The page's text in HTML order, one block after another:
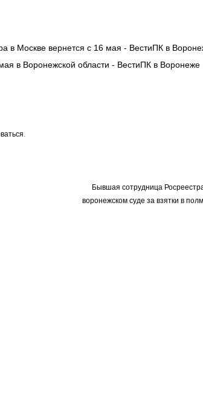
в Москве вернется с 16 мая - ВестиПК в
в Воронежской области - ВестиПК в Воронеже
.
Бывшая сотрудница
воронежском суде за взятки в